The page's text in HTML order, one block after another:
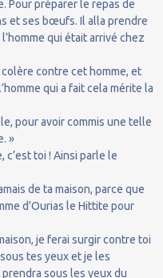
Pour préparer le repas de
et ses bœufs. Il alla prendre
qui était arrivé chez
colère contre cet homme, et
qui a fait cela mérite la
pour avoir commis une telle
»
c’est toi ! Ainsi parle le
de ta maison, parce que
d’Ourias le Hittite pour
je ferai surgir contre toi
tes yeux et je les
sous les yeux du